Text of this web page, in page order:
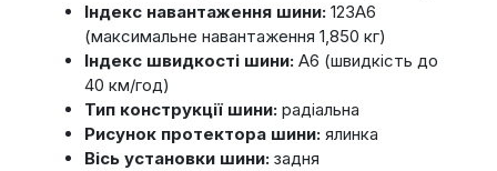
Індекс навантаження шини:123A6
(максимальне навантаження 1,850 кг)
Індекс швидкості шини:A6 (швидкість до
40 км/год)
Тип конструкції шини:радіальна
Рисунок протектора шини:ялинка
Вісь установки шини:задня